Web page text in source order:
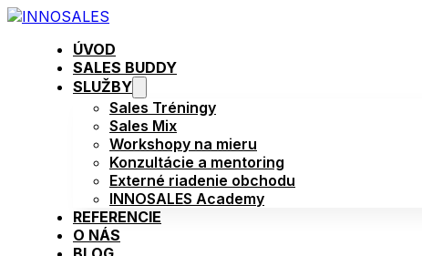
ÚVOD
SALES BUDDY
SLUŽBY
Sales Tréningy
Sales Mix
Workshopy na mieru
Konzultácie a mentoring
Externé riadenie obchodu
INNOSALES Academy
REFERENCIE
O NÁS